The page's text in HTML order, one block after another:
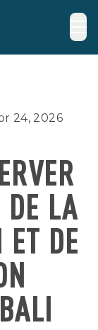
24, 2026
LA
DE